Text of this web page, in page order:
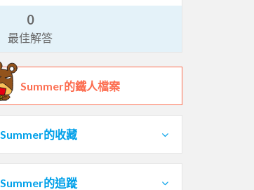
0
最佳解答
Summer的鐵人檔案
Summer的收藏
Summer的追蹤